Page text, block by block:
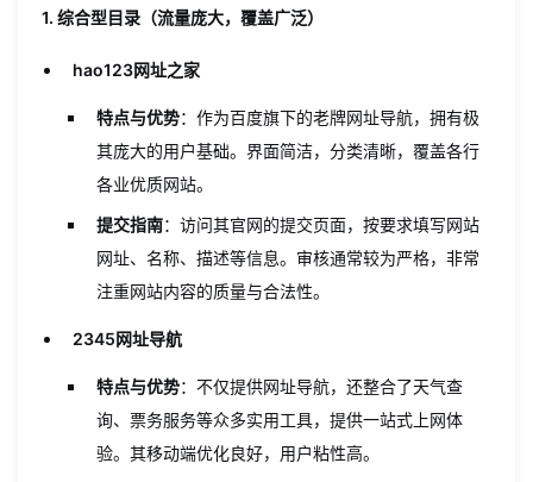
1. 综合型目录（流量庞大，覆盖广泛）
hao123网址之家
特点与优势：作为百度旗下的老牌网址导航，拥有极
其庞大的用户基础。界面简洁，分类清晰，覆盖各行
各业优质网站。
提交指南：访问其官网的提交页面，按要求填写网站
网址、名称、描述等信息。审核通常较为严格，非常
注重网站内容的质量与合法性。
2345网址导航
特点与优势：不仅提供网址导航，还整合了天气查
询、票务服务等众多实用工具，提供一站式上网体
验。其移动端优化良好，用户粘性高。